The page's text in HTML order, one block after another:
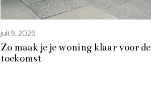
juli 9, 2026
Zo maak je je woning klaar voor de
toekomst